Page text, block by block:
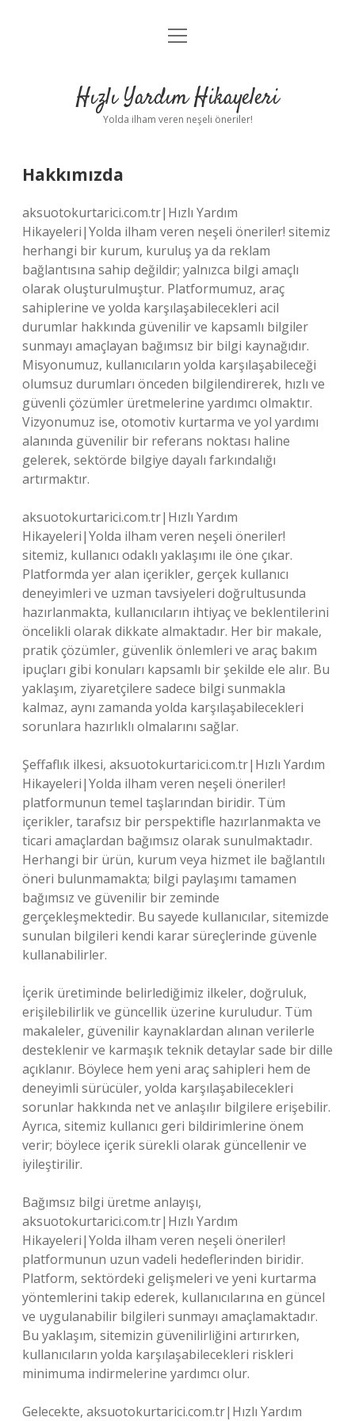
Anasayfa
Yasal Uyarı
menüyü
Hızlı Yardım Hikayeleri
Yolda ilham veren neşeli öneriler!
Hakkımızda
aksuotokurtarici.com.tr|Hızlı Yardım
Hikayeleri|Yolda ilham veren neşeli öneriler! sitemiz
herhangi bir kurum, kuruluş ya da reklam
bağlantısına sahip değildir; yalnızca bilgi amaçlı
olarak oluşturulmuştur. Platformumuz, araç
sahiplerine ve yolda karşılaşabilecekleri acil
durumlar hakkında güvenilir ve kapsamlı bilgiler
sunmayı amaçlayan bağımsız bir bilgi kaynağıdır.
Misyonumuz, kullanıcıların yolda karşılaşabileceği
olumsuz durumları önceden bilgilendirerek, hızlı ve
güvenli çözümler üretmelerine yardımcı olmaktır.
Vizyonumuz ise, otomotiv kurtarma ve yol yardımı
alanında güvenilir bir referans noktası haline
gelerek, sektörde bilgiye dayalı farkındalığı
artırmaktır.
aksuotokurtarici.com.tr|Hızlı Yardım
Hikayeleri|Yolda ilham veren neşeli öneriler!
sitemiz, kullanıcı odaklı yaklaşımı ile öne çıkar.
Platformda yer alan içerikler, gerçek kullanıcı
deneyimleri ve uzman tavsiyeleri doğrultusunda
hazırlanmakta, kullanıcıların ihtiyaç ve beklentilerini
öncelikli olarak dikkate almaktadır. Her bir makale,
pratik çözümler, güvenlik önlemleri ve araç bakım
ipuçları gibi konuları kapsamlı bir şekilde ele alır. Bu
yaklaşım, ziyaretçilere sadece bilgi sunmakla
kalmaz, aynı zamanda yolda karşılaşabilecekleri
sorunlara hazırlıklı olmalarını sağlar.
Şeffaflık ilkesi, aksuotokurtarici.com.tr|Hızlı Yardım
Hikayeleri|Yolda ilham veren neşeli öneriler!
platformunun temel taşlarından biridir. Tüm
içerikler, tarafsız bir perspektifle hazırlanmakta ve
ticari amaçlardan bağımsız olarak sunulmaktadır.
Herhangi bir ürün, kurum veya hizmet ile bağlantılı
öneri bulunmamakta; bilgi paylaşımı tamamen
bağımsız ve güvenilir bir zeminde
gerçekleşmektedir. Bu sayede kullanıcılar, sitemizde
sunulan bilgileri kendi karar süreçlerinde güvenle
kullanabilirler.
İçerik üretiminde belirlediğimiz ilkeler, doğruluk,
erişilebilirlik ve güncellik üzerine kuruludur. Tüm
makaleler, güvenilir kaynaklardan alınan verilerle
desteklenir ve karmaşık teknik detaylar sade bir dille
açıklanır. Böylece hem yeni araç sahipleri hem de
deneyimli sürücüler, yolda karşılaşabilecekleri
sorunlar hakkında net ve anlaşılır bilgilere erişebilir.
Ayrıca, sitemiz kullanıcı geri bildirimlerine önem
verir; böylece içerik sürekli olarak güncellenir ve
iyileştirilir.
Bağımsız bilgi üretme anlayışı,
aksuotokurtarici.com.tr|Hızlı Yardım
Hikayeleri|Yolda ilham veren neşeli öneriler!
platformunun uzun vadeli hedeflerinden biridir.
Platform, sektördeki gelişmeleri ve yeni kurtarma
yöntemlerini takip ederek, kullanıcılarına en güncel
ve uygulanabilir bilgileri sunmayı amaçlamaktadır.
Bu yaklaşım, sitemizin güvenilirliğini artırırken,
kullanıcıların yolda karşılaşabilecekleri riskleri
minimuma indirmelerine yardımcı olur.
Gelecekte, aksuotokurtarici.com.tr|Hızlı Yardım